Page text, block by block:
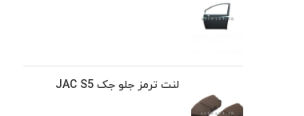
لنت ترمز جلو جک JAC S5